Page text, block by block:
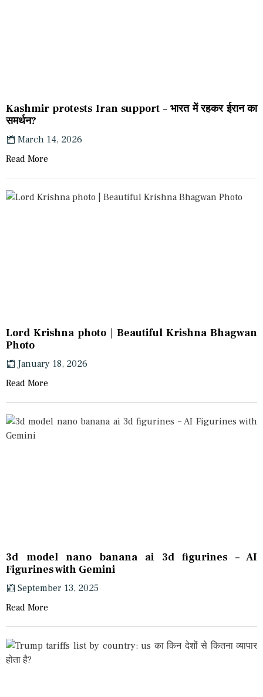
Kashmir protests Iran support – भारत में रहकर ईरान का
समर्थन?
March 14, 2026
Read More
Lord Krishna photo | Beautiful Krishna Bhagwan
Photo
January 18, 2026
Read More
3d model nano banana ai 3d figurines – AI
Figurines with Gemini
September 13, 2025
Read More